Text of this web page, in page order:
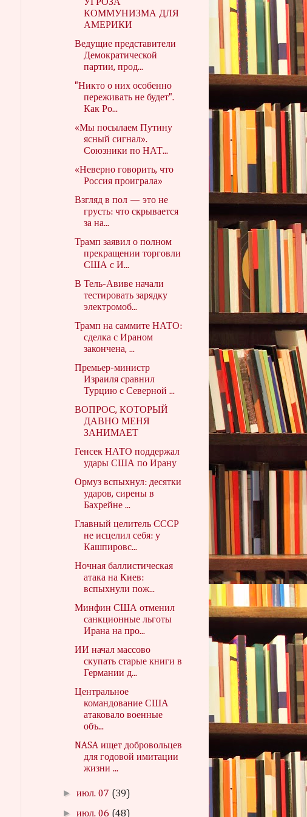
УГРОЗА
КОММУНИЗМА ДЛЯ
АМЕРИКИ
Ведущие представители
Демократической
партии, прод...
"Никто о них особенно
переживать не будет".
Как Ро...
«Мы посылаем Путину
ясный сигнал».
Союзники по НАТ...
«Неверно говорить, что
Россия проиграла»
Взгляд в пол — это не
грусть: что скрывается
за на...
Трамп заявил о полном
прекращении торговли
США с И...
В Тель-Авиве начали
тестировать зарядку
электромоб...
Трамп на саммите НАТО:
сделка с Ираном
закончена, ...
Премьер-министр
Израиля сравнил
Турцию с Северной ...
ВОПРОС, КОТОРЫЙ
ДАВНО МЕНЯ
ЗАНИМАЕТ
Генсек НАТО поддержал
удары США по Ирану
Ормуз вспыхнул: десятки
ударов, сирены в
Бахрейне ...
Главный целитель СССР
не исцелил себя: у
Кашпировс...
Ночная баллистическая
атака на Киев:
вспыхнули пож...
Минфин США отменил
санкционные льготы
Ирана на про...
ИИ начал массово
скупать старые книги в
Германии д...
Центральное
командование США
атаковало военные
объ...
NASA ищет добровольцев
для годовой имитации
жизни ...
►июл. 07 (39)
►июл. 06 (48)